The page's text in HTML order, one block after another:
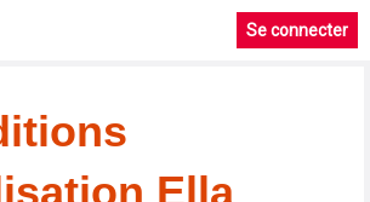
Se connecter
Ella